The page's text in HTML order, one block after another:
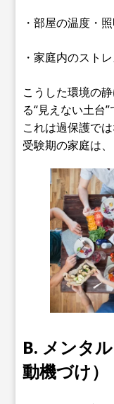
・部屋の温度・
・家庭内のスト
こうした環境の
る“見えない土台”
これは過保護で
受験期の家庭は
B. メンタ
動機づけ）